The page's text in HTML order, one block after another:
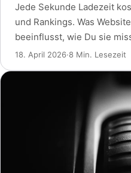
Jede Sekunde Ladezeit
und Rankings. Was
beeinflusst, wie Du sie
18. April 2026·8 Min. Lesezeit